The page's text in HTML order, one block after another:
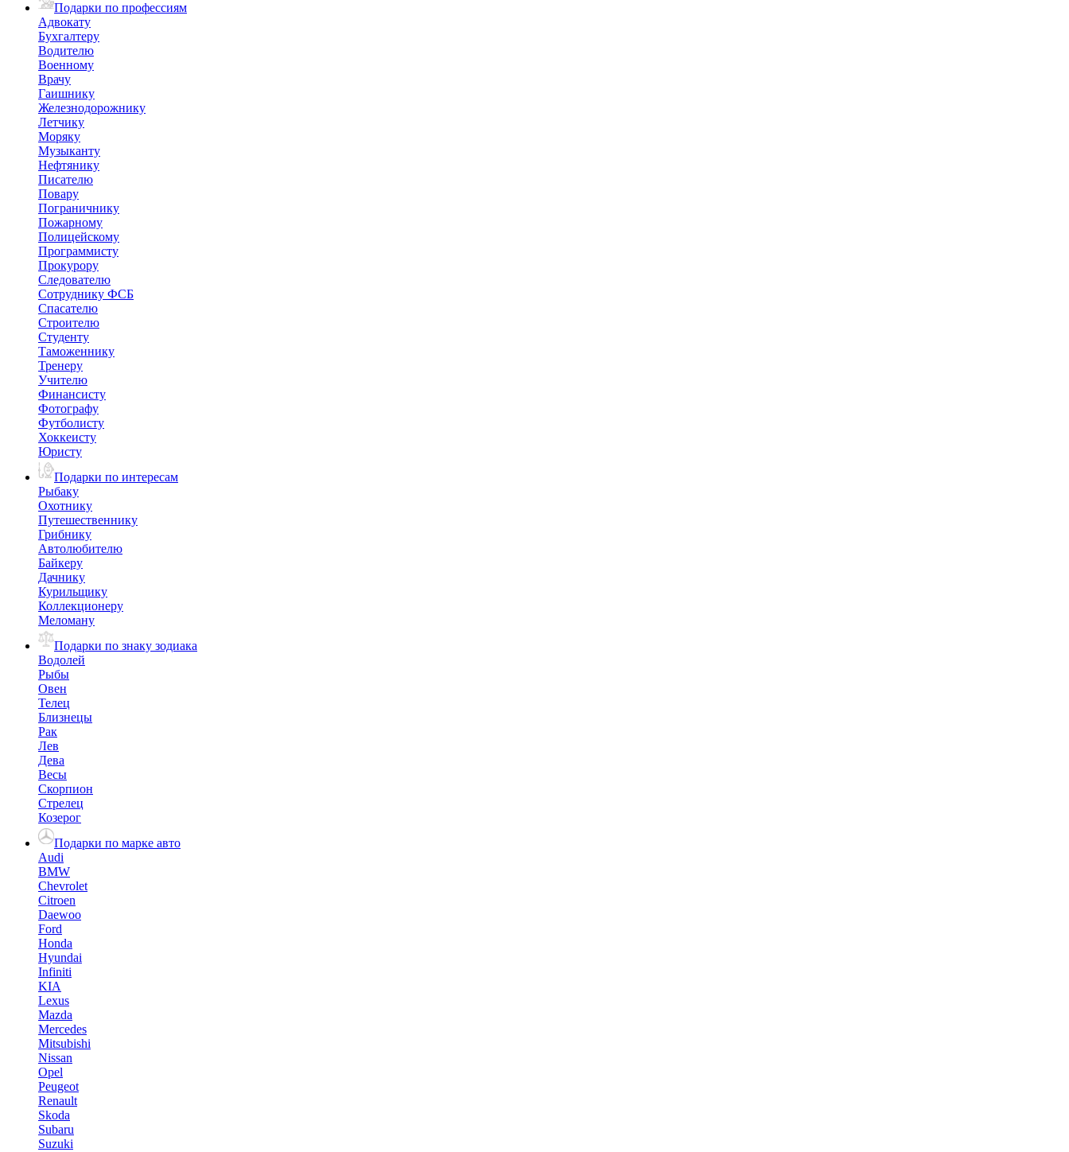
Подарки по профессиям
Адвокату
Бухгалтеру
Водителю
Военному
Врачу
Гаишнику
Железнодорожнику
Летчику
Моряку
Музыканту
Нефтянику
Писателю
Повару
Пограничнику
Пожарному
Полицейскому
Программисту
Прокурору
Следователю
Сотруднику ФСБ
Спасателю
Строителю
Студенту
Таможеннику
Тренеру
Учителю
Финансисту
Фотографу
Футболисту
Хоккеисту
Юристу
Подарки по интересам
Рыбаку
Охотнику
Путешественнику
Грибнику
Автолюбителю
Байкеру
Дачнику
Курильщику
Коллекционеру
Меломану
Подарки по знаку зодиака
Водолей
Рыбы
Овен
Телец
Близнецы
Рак
Лев
Дева
Весы
Скорпион
Стрелец
Козерог
Подарки по марке авто
Audi
BMW
Chevrolet
Citroen
Daewoo
Ford
Honda
Hyundai
Infiniti
KIA
Lexus
Mazda
Mercedes
Mitsubishi
Nissan
Opel
Peugeot
Renault
Skoda
Subaru
Suzuki